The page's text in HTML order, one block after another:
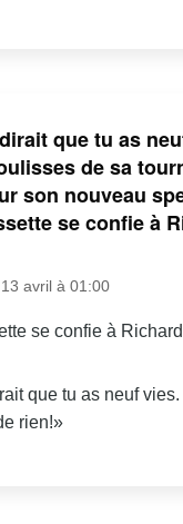
que tu as
de sa
son nouveau
se confie à
avril à 01:00
se confie à
que tu as neuf
rien!»